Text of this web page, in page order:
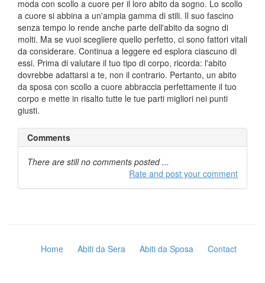
moda con scollo a cuore per il loro abito da sogno. Lo scollo
a cuore si abbina a un'ampia gamma di stili. Il suo fascino
senza tempo lo rende anche parte dell'abito da sogno di
molti. Ma se vuoi scegliere quello perfetto, ci sono fattori vitali
da considerare. Continua a leggere ed esplora ciascuno di
essi. Prima di valutare il tuo tipo di corpo, ricorda: l'abito
dovrebbe adattarsi a te, non il contrario. Pertanto, un abito
da sposa con scollo a cuore abbraccia perfettamente il tuo
corpo e mette in risalto tutte le tue parti migliori nei punti
giusti.
Comments
There are still no comments posted ...
Rate and post your comment
Home Abiti da Sera Abiti da Sposa Contact